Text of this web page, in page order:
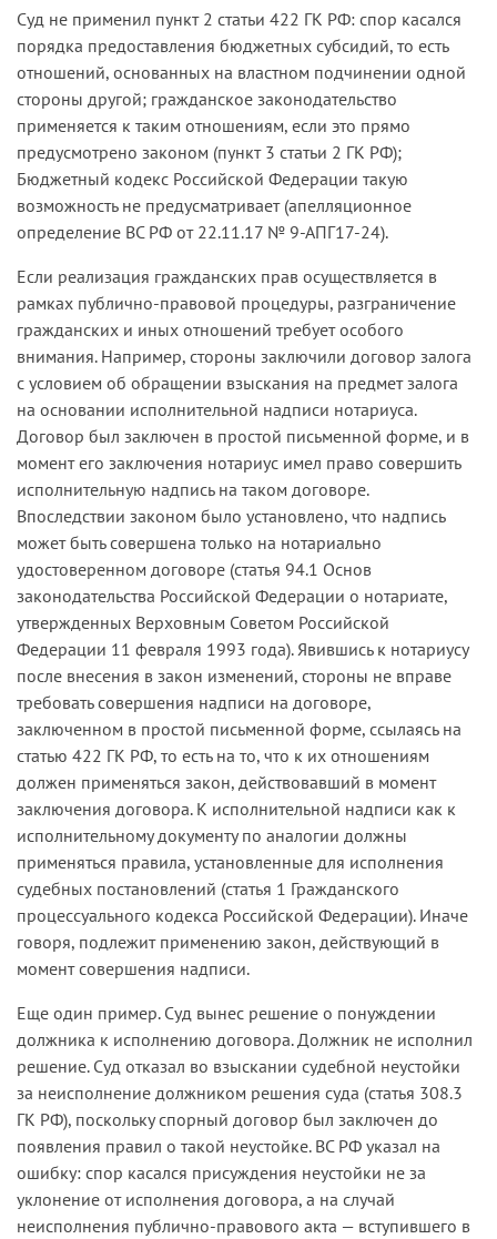
Суд не применил пункт 2 статьи 422 ГК РФ: спор касался
порядка предоставления бюджетных субсидий, то есть
отношений, основанных на властном подчинении одной
стороны другой; гражданское законодательство
применяется к таким отношениям, если это прямо
предусмотрено законом (пункт 3 статьи 2 ГК РФ);
Бюджетный кодекс Российской Федерации такую
возможность не предусматривает (апелляционное
определение ВС РФ от 22.11.17 № 9-АПГ17-24).
Если реализация гражданских прав осуществляется в
рамках публично-правовой процедуры, разграничение
гражданских и иных отношений требует особого
внимания. Например, стороны заключили договор залога
с условием об обращении взыскания на предмет залога
на основании исполнительной надписи нотариуса.
Договор был заключен в простой письменной форме, и в
момент его заключения нотариус имел право совершить
исполнительную надпись на таком договоре.
Впоследствии законом было установлено, что надпись
может быть совершена только на нотариально
удостоверенном договоре (статья 94.1 Основ
законодательства Российской Федерации о нотариате,
утвержденных Верховным Советом Российской
Федерации 11 февраля 1993 года). Явившись к нотариусу
после внесения в закон изменений, стороны не вправе
требовать совершения надписи на договоре,
заключенном в простой письменной форме, ссылаясь на
статью 422 ГК РФ, то есть на то, что к их отношениям
должен применяться закон, действовавший в момент
заключения договора. К исполнительной надписи как к
исполнительному документу по аналогии должны
применяться правила, установленные для исполнения
судебных постановлений (статья 1 Гражданского
процессуального кодекса Российской Федерации). Иначе
говоря, подлежит применению закон, действующий в
момент совершения надписи.
Еще один пример. Суд вынес решение о понуждении
должника к исполнению договора. Должник не исполнил
решение. Суд отказал во взыскании судебной неустойки
за неисполнение должником решения суда (статья 308.3
ГК РФ), поскольку спорный договор был заключен до
появления правил о такой неустойке. ВС РФ указал на
ошибку: спор касался присуждения неустойки не за
уклонение от исполнения договора, а на случай
неисполнения публично-правового акта — вступившего в